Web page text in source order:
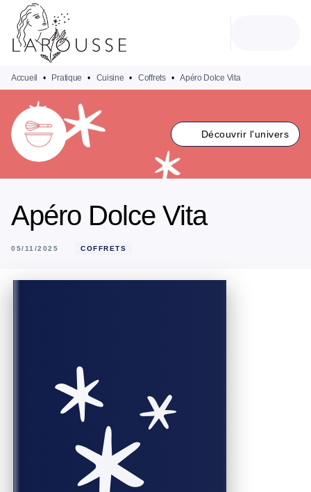
MENU
PIED DE PAGE
Accueil • Pratique • Cuisine • Coffrets • Apéro Dolce Vita
Découvrir l'univers
Apéro Dolce Vita
05/11/2025 COFFRETS